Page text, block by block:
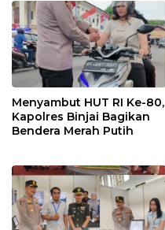
Menyambut HUT RI Ke-80,
Kapolres Binjai Bagikan
Bendera Merah Putih